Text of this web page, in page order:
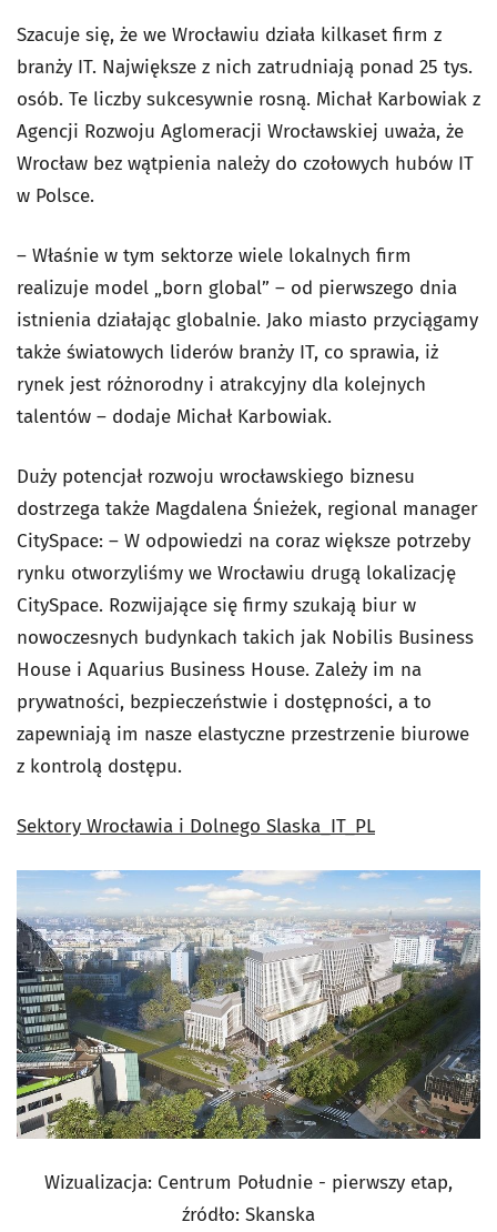
Szacuje się, że we Wrocławiu działa kilkaset firm z
branży IT. Największe z nich zatrudniają ponad 25 tys.
osób. Te liczby sukcesywnie rosną. Michał Karbowiak z
Agencji Rozwoju Aglomeracji Wrocławskiej uważa, że
Wrocław bez wątpienia należy do czołowych hubów IT
w Polsce.
– Właśnie w tym sektorze wiele lokalnych firm
realizuje model „born global” – od pierwszego dnia
istnienia działając globalnie. Jako miasto przyciągamy
także światowych liderów branży IT, co sprawia, iż
rynek jest różnorodny i atrakcyjny dla kolejnych
talentów – dodaje Michał Karbowiak.
Duży potencjał rozwoju wrocławskiego biznesu
dostrzega także Magdalena Śnieżek, regional manager
CitySpace: – W odpowiedzi na coraz większe potrzeby
rynku otworzyliśmy we Wrocławiu drugą lokalizację
CitySpace. Rozwijające się firmy szukają biur w
nowoczesnych budynkach takich jak Nobilis Business
House i Aquarius Business House. Zależy im na
prywatności, bezpieczeństwie i dostępności, a to
zapewniają im nasze elastyczne przestrzenie biurowe
z kontrolą dostępu.
Sektory Wrocławia i Dolnego Slaska_IT_PL
Wizualizacja: Centrum Południe - pierwszy etap,
źródło: Skanska